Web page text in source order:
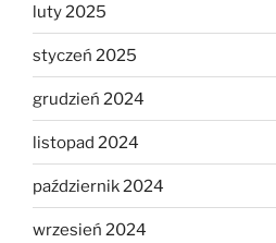
luty 2025
styczeń 2025
grudzień 2024
listopad 2024
październik 2024
wrzesień 2024